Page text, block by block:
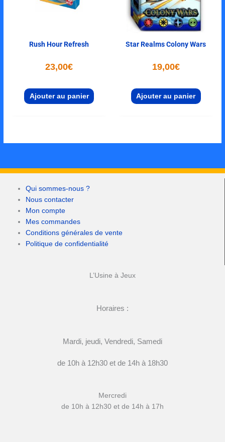
Rush Hour Refresh
23,00€
Ajouter au panier
Star Realms Colony Wars
19,00€
Ajouter au panier
Qui sommes-nous ?
Nous contacter
Mon compte
Mes commandes
Conditions générales de vente
Politique de confidentialité
L’Usine à Jeux
Horaires :
Mardi, jeudi, Vendredi, Samedi
de 10h à 12h30 et de 14h à 18h30
Mercredi
de 10h à 12h30 et de 14h à 17h